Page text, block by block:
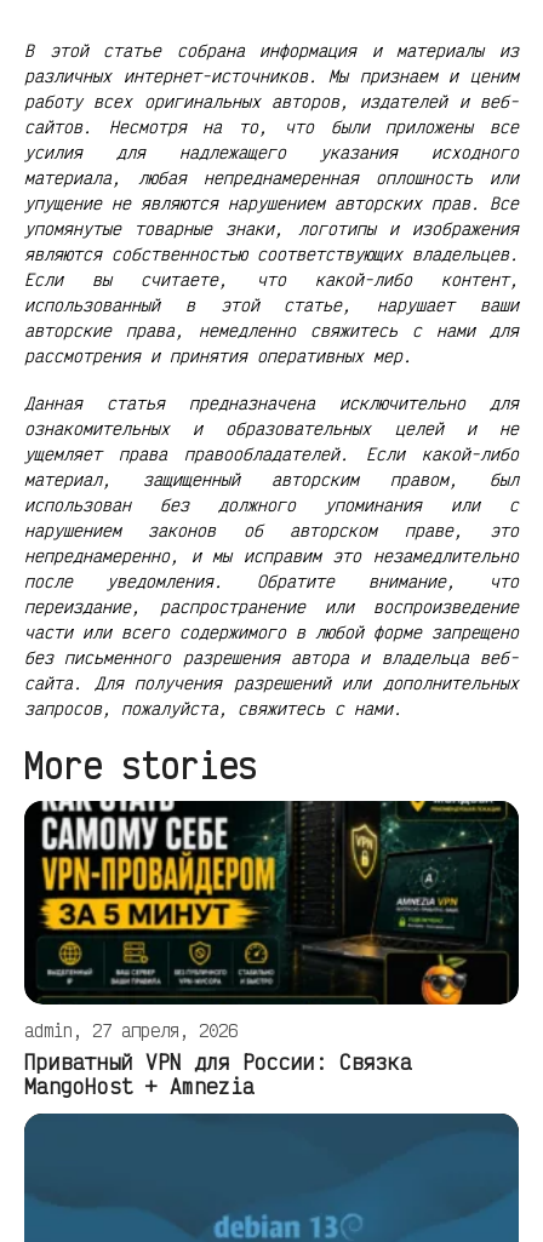
В этой статье собрана информация и материалы из
различных интернет-источников. Мы признаем и ценим
работу всех оригинальных авторов, издателей и веб-
сайтов. Несмотря на то, что были приложены все
усилия для надлежащего указания исходного
материала, любая непреднамеренная оплошность или
упущение не являются нарушением авторских прав. Все
упомянутые товарные знаки, логотипы и изображения
являются собственностью соответствующих владельцев.
Если вы считаете, что какой-либо контент,
использованный в этой статье, нарушает ваши
авторские права, немедленно свяжитесь с нами для
рассмотрения и принятия оперативных мер.
Данная статья предназначена исключительно для
ознакомительных и образовательных целей и не
ущемляет права правообладателей. Если какой-либо
материал, защищенный авторским правом, был
использован без должного упоминания или с
нарушением законов об авторском праве, это
непреднамеренно, и мы исправим это незамедлительно
после уведомления. Обратите внимание, что
переиздание, распространение или воспроизведение
части или всего содержимого в любой форме запрещено
без письменного разрешения автора и владельца веб-
сайта. Для получения разрешений или дополнительных
запросов, пожалуйста, свяжитесь с нами.
More stories
admin, 27 апреля, 2026
Приватный VPN для России: Связка
MangoHost + Amnezia